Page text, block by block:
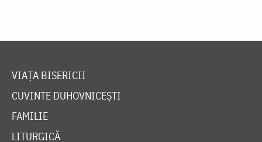
VIAȚA BISERICII
CUVINTE DUHOVNICEȘTI
FAMILIE
LITURGICĂ